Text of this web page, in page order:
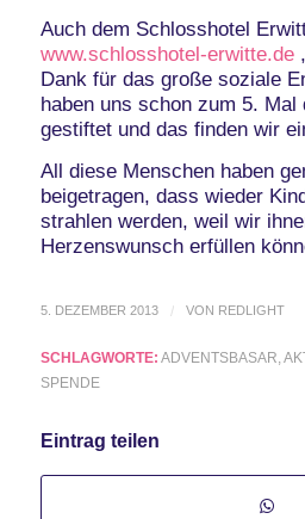
Auch dem Schlosshotel
www.schlosshotel-erwitte.de,
Dank für das große soziale
haben uns schon zum 5. Mal
gestiftet und das finden wir
All diese Menschen haben
beigetragen, dass wieder
strahlen werden, weil wir
Herzenswunsch erfüllen
5. DEZEMBER 2013 / VON REDLIGHT
SCHLAGWORTE: ADVENTSBASAR
SPENDE
Eintrag teilen